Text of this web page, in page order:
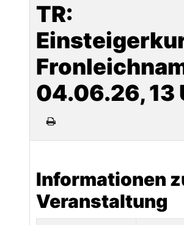
TR:
04.06.26, 13
Informationen
Veranstaltung